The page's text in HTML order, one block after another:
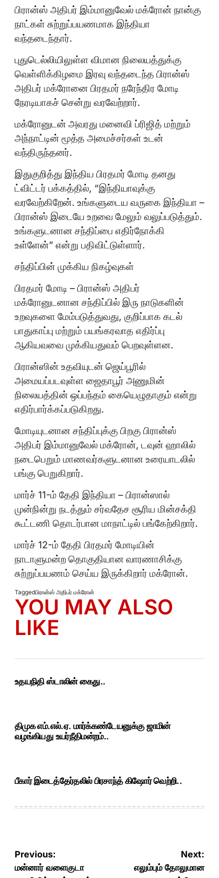
பிரான்ஸ் அதிபர் இம்மானுவேல் மக்ரோன் நான்கு
நாட்கள் சுற்றுப்பயணமாக இந்தியா
வந்தடைந்தார்.
புதுடெல்லியிலுள்ள விமான நிலையத்துக்கு
வெள்ளிக்கிழமை இரவு வந்தடைந்த பிரான்ஸ்
அதிபர் மக்ரோனை பிரதமர் நரேந்திர மோடி
நேரடியாகச் சென்று வரவேற்றார்.
மக்ரோனுடன் அவரது மனைவி ப்ரிஜித் மற்றும்
அந்நாட்டின் மூத்த அமைச்சர்கள் உடன்
வந்திருந்தனர்.
இதுகுறித்து இந்திய பிரதமர் மோடி தனது
ட்விட்டர் பக்கத்தில், “இந்தியாவுக்கு
வரவேற்கிறேன். உங்களுடைய வருகை இந்தியா –
பிரான்ஸ் இடையே உறவை மேலும் வலுப்படுத்தும்.
உங்களுடனான சந்திப்பை எதிர்நோக்கி
உள்ளேன்” என்று பதிவிட்டுள்ளார்.
சந்திப்பின் முக்கிய நிகழ்வுகள்
பிரதமர் மோடி – பிரான்ஸ் அதிபர்
மக்ரோனுடனான சந்திப்பில் இரு நாடுகளின்
உறவுகளை மேம்படுத்துவது, குறிப்பாக கடல்
பாதுகாப்பு மற்றும் பயங்கரவாத எதிர்ப்பு
ஆகியவவை முக்கியதுவம் பெறவுள்ளன.
பிரான்ஸின் உதவியுடன் ஜெய்பூரில்
அமையப்படவுள்ள ஜைதாபூர் அணுமின்
நிலையத்தின் ஒப்பந்தம் கையெழுதாகும் என்று
எதிர்பார்க்கப்படுகிறது.
மோடியுடனான சந்திப்புக்கு பிறகு பிரான்ஸ்
அதிபர் இம்மானுவேல் மக்ரோன், டவுன் ஹாலில்
நடைபெறும் மாணவர்களுடனான உரையாடலில்
பங்கு பெறுகிறார்.
மார்ச் 11-ம் தேதி இந்தியா – பிரான்ஸால்
முன்நின்று நடத்தும் சர்வதேச சூரிய மின்சக்தி
கூட்டணி தொடர்பான மாநாட்டில் பங்கேற்கிறார்.
மார்ச் 12-ம் தேதி பிரதமர் மோடியின்
நாடாளுமன்ற தொகுதியான வாரணாசிக்கு
சுற்றுப்பயணம் செய்ய இருக்கிறார் மக்ரோன்.
Taggedபிரான்ஸ் அதிபர் மக்ரோன்
YOU MAY ALSO
LIKE
உதயநிதி ஸ்டாலின் கைது..
திமுக எம்.எல்.ஏ. மார்க்கண்டேயனுக்கு ஜாமின்
வழங்கியது உயர்நீதிமன்றம்..
பீகார் இடைத்தேர்தலில் பிரசாந்த் கிஷோர் வெற்றி..
Post
navigation
Previous:
மன்னார் வளைகுடா
Next:
எலும்பும் தோலுமான